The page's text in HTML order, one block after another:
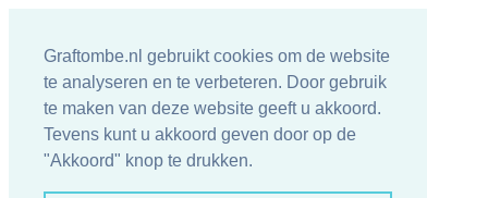
Graftombe.nl gebruikt cookies om de website
te analyseren en te verbeteren. Door gebruik
te maken van deze website geeft u akkoord.
Tevens kunt u akkoord geven door op de
"Akkoord" knop te drukken.